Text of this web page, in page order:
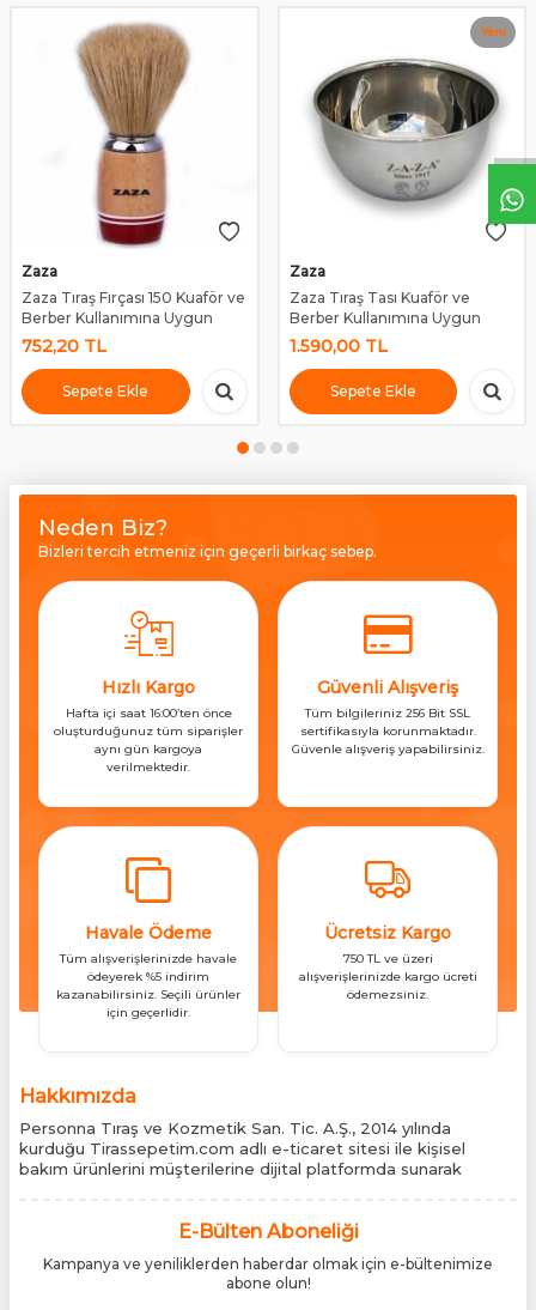
Zaza
Zaza Tıraş Fırçası 150 Kuaför ve
Berber Kullanımına Uygun
752,20 TL
Sepete Ekle
Yeni
Zaza
Zaza Tıraş Tası Kuaför ve
Berber Kullanımına Uygun
1.590,00TL
Sepete Ekle
Neden Biz?
Bizleri tercih etmeniz için geçerli birkaç sebep.
Hızlı Kargo
Hafta içi saat 16:00’ten önce
oluşturduğunuz tüm siparişler
aynı gün kargoya
verilmektedir.
Güvenli Alışveriş
Tüm bilgileriniz 256 Bit SSL
sertifikasıyla korunmaktadır.
Güvenle alışveriş yapabilirsiniz.
Havale Ödeme
Tüm alışverişlerinizde havale
ödeyerek %5 indirim
kazanabilirsiniz. Seçili ürünler
için geçerlidir.
Ücretsiz Kargo
750 TL ve üzeri
alışverişlerinizde kargo ücreti
ödemezsiniz.
Hakkımızda
Personna Tıraş ve Kozmetik San. Tic. A.Ş., 2014 yılında
kurduğu Tirassepetim.com adlı e-ticaret sitesi ile kişisel
bakım ürünlerini müşterilerine dijital platformda sunarak
siteleri arasında yer almaktadır. Türkiye’de Cantu, Wilkinson
distribütörlüğünü yürütüyor, bu markaların tüm ürünlerini ithal
etmektedir. Tüm ithalat süreçlerimizde orijinallik belgeleri ve
E-Bülten Aboneliği
Kampanya ve yeniliklerden haberdar olmak için e-bültenimize
abone olun!